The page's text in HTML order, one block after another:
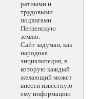
ратными и
трудовыми
подвигами
Пензенскую
землю.
Сайт задуман, как
народная
энциклопедия, в
которую каждый
желающий может
внести известную
ему информацию